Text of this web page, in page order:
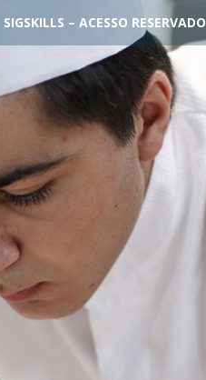
SIGSKILLS – ACESSO RESERVADO